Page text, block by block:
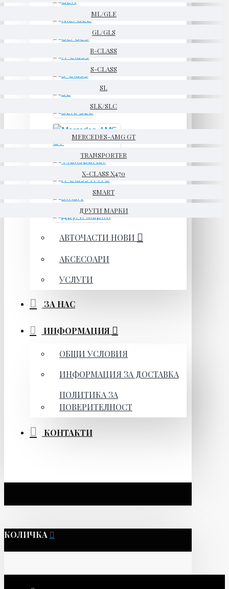
ML/GLE
GL/GLS
R-CLASS
S-CLASS
SL
SLK/SLC
MERCEDES-AMG GT
TRANSPORTER
X-CLASS X470
SMART
ДРУГИ МАРКИ
АВТОЧАСТИ НОВИ
АКСЕСОАРИ
УСЛУГИ
ЗА НАС
ИНФОРМАЦИЯ
ОБЩИ УСЛОВИЯ
ИНФОРМАЦИЯ ЗА ДОСТАВКА
ПОЛИТИКА ЗА
ПОВЕРИТЕЛНОСТ
КОНТАКТИ
КОЛИЧКА